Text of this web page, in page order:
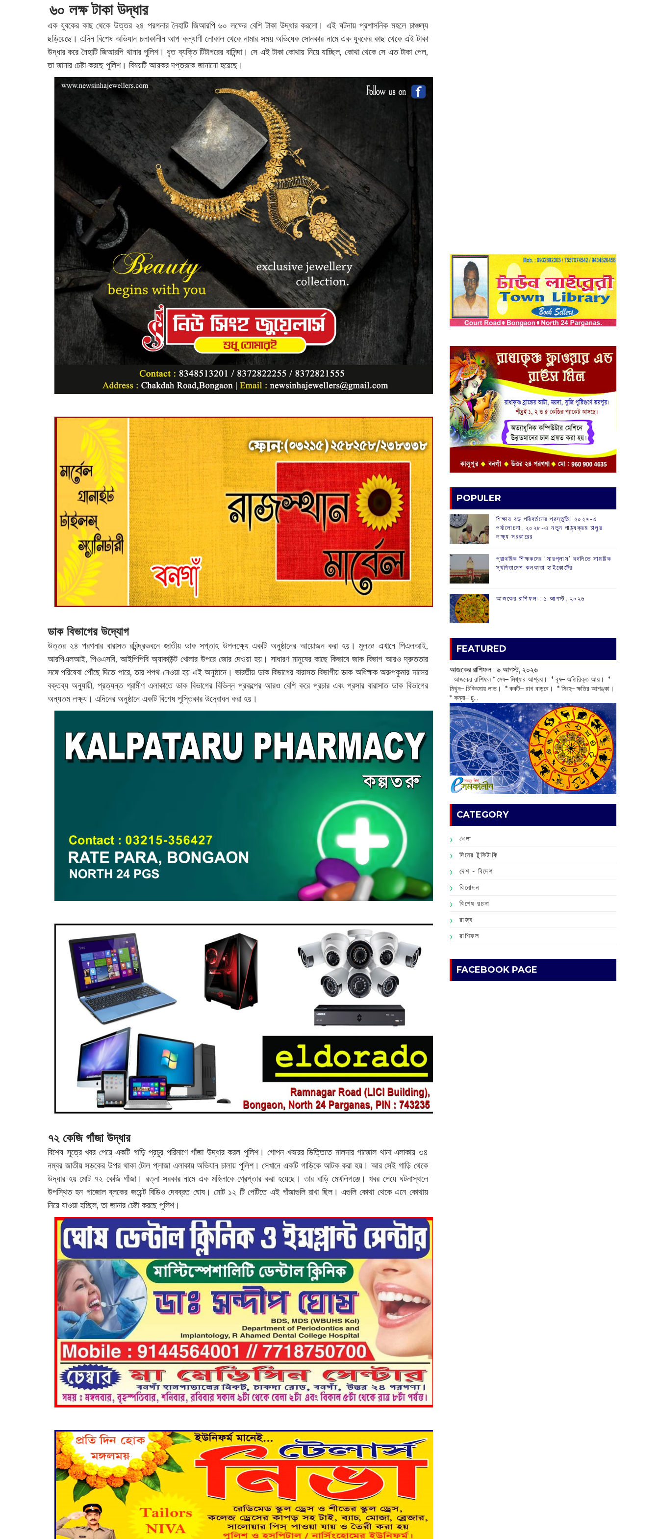
৬০ লক্ষ টাকা উদ্ধার
এক যুবকের কাছ থেকে উত্তর ২৪ পরগনার নৈহাটি জিআরপি ৬০ লক্ষের বেশি টাকা উদ্ধার করলো। এই ঘটনায় প্রশাসনিক মহলে চাঞ্চল্য
ছড়িয়েছে। এদিন বিশেষ অভিযান চলাকালীন আপ কল্যাণী লোকাল থেকে নামার সময় অভিষেক সোনকার নামে এক যুবকের কাছ থেকে এই টাকা
উদ্ধার করে নৈহাটি জিআরপি থানার পুলিশ। ধৃত ব্যক্তি টিটাগরের বাসিন্দা। সে এই টাকা কোথায় নিয়ে যাচ্ছিল, কোথা থেকে সে এত টাকা পেল,
তা জানার চেষ্টা করছে পুলিশ। বিষয়টি আয়কর দপ্তরকে জানানো হয়েছে।
ডাক বিভাগের উদ্যোগ
উত্তর ২৪ পরগনার বারাসত রবিন্দ্রভবনে জাতীয় ডাক সপ্তাহ উপলক্ষ্যে একটি অনুষ্ঠানের আয়োজন করা হয়। মুলতঃ এখানে পিএলআই,
আরপিএলআই, পিওএসবি, আইপিপিবি অ্যাকাউন্ট খোলার উপরে জোর দেওয়া হয়। সাধারণ মানুষের কাছে কিভাবে জাক বিভাগ আরও দ্রুততার
সঙ্গে পরিষেবা পৌঁছে দিতে পারে, তার শপথ নেওয়া হয় এই অনুষ্ঠানে। ভারতীয় ডাক বিভাগের বারাসত বিভাগীয় ডাক অধিক্ষক অরুপকুমার দাসের
বক্তব্য অনুযায়ী, প্রত্যন্ত গ্রামীণ এলাকাতে ডাক বিভাগের বিভিন্ন প্রকল্পের আরও বেশি করে প্রচার এবং প্রসার বারাসাত ডাক বিভাগের
অন্যতম লক্ষ্য। এদিনের অনুষ্ঠানে একটি বিশেষ পুস্তিকার উদ্বোধন করা হয়।
৭২ কেজি গাঁজা উদ্ধার
বিশেষ সূত্রে খবর পেয়ে একটি গাড়ি প্রচুর পরিমাণে গাঁজা উদ্ধার করল পুলিশ। গোপন খবরের ভিত্তিতে মালদার গাজোল থানা এলাকায় ৩৪
নম্বর জাতীয় সড়কের উপর থাকা টোল প্লাজা এলাকায় অভিযান চালায় পুলিশ। সেখানে একটি গাড়িকে আটক করা হয়। আর সেই গাড়ি থেকে
উদ্ধার হয় মোট ৭২ কেজি গাঁজা। রত্না সরকার নামে এক মহিলাকে গ্রেপ্তার করা হয়েছে। তার বাড়ি মেখলিগঞ্জে। খবর পেয়ে ঘটনাস্থলে
উপস্থিত হন গাজোল ব্লকের জয়েন্ট বিডিও দেবব্রত ঘোষ। মোট ১২ টি পেটিতে এই গাঁজাগুলি রাখা ছিল। এগুলি কোথা থেকে এনে কোথায়
নিয়ে যাওয়া হচ্ছিল, তা জানার চেষ্টা করছে পুলিশ।
POPULER
শিক্ষায় বড় পরিবর্তনের প্রস্তুতি: ২০২৭-এ
পর্যালোচনা, ২০২৮-এ নতুন পাঠ্যক্রম চালুর
লক্ষ্য সরকারের
প্রাথমিক শিক্ষকদের ‘সারপ্লাস’ বদলিতে সাময়িক
স্থগিতাদেশ কলকাতা হাইকোর্টের
আজকের রাশিফল :‌ ‌‌১ আগস্ট, ২০২৬
FEATURED
আজকের রাশিফল :‌ ‌‌৬ আগস্ট, ২০২৬
‌ আজকের রাশিফল * মেষ– মিথ্যার আশ্রয়। * বৃষ– অতিরিক্ত আয়। *
মিথুন– চিকিৎসায় লাভ। * কর্কট– রাগ বাড়বে। * সিংহ– ক্ষতির আশঙ্কা।
* কন্যা– চু...
CATEGORY
খেলা
দিনের টুকিটাকি
দেশ - বিদেশ
বিনোদন
বিশেষ রচনা
রাজ্য
রাশিফল
FACEBOOK PAGE